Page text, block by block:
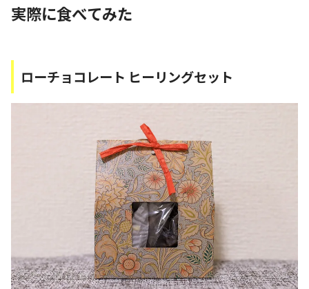
実際に食べてみた
ローチョコレート ヒーリングセット